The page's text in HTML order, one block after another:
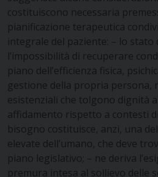
costituiscono necessaria
pianificazione terapeutica
integrale del paziente: – lo stato
l’impossibilità di recuperare
piano dell’efficienza fisica,
gestione della propria persona,
esistenziali che tolgono dignità
affidamento rispetto a contesti
bisogno costituisce, anzi, una
elevate dell’umano, che deve
piano legislativo; – ne deriva
premura intesa al sollievo delle